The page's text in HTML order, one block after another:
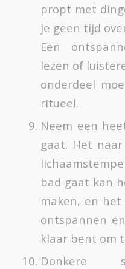
propt met
je geen tijd
Een
lezen of
onderdeel
ritueel.
Neem een
gaat. Het
bad gaat kan
maken, en
ontspannen
klaar bent om
Donkere